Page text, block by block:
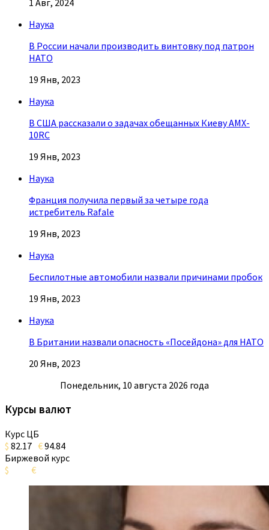
1 Авг, 2024
Наука
В России начали производить винтовку под патрон
НАТО
19 Янв, 2023
Наука
В США рассказали о задачах обещанных Киеву AMX-
10RC
19 Янв, 2023
Наука
Франция получила первый за четыре года
истребитель Rafale
19 Янв, 2023
Наука
Беспилотные автомобили назвали причинами пробок
19 Янв, 2023
Наука
В Британии назвали опасность «Посейдона» для НАТО
20 Янв, 2023
Понедельник, 10 августа 2026 года
Курсы валют
Курс ЦБ
$ 82.17 €94.84
Биржевой курс
$
€